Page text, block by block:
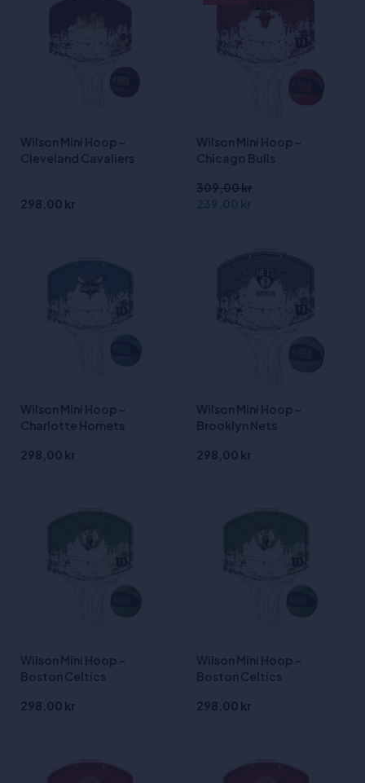
Wilson Mini Hoop -
Cleveland Cavaliers
298,00 kr
Wilson Mini Hoop -
Chicago Bulls
309,00 kr
239,00 kr
Wilson Mini Hoop -
Charlotte Hornets
298,00 kr
Wilson Mini Hoop -
Brooklyn Nets
298,00 kr
Wilson Mini Hoop -
Boston Celtics
298,00 kr
Wilson Mini Hoop -
Boston Celtics
298,00 kr